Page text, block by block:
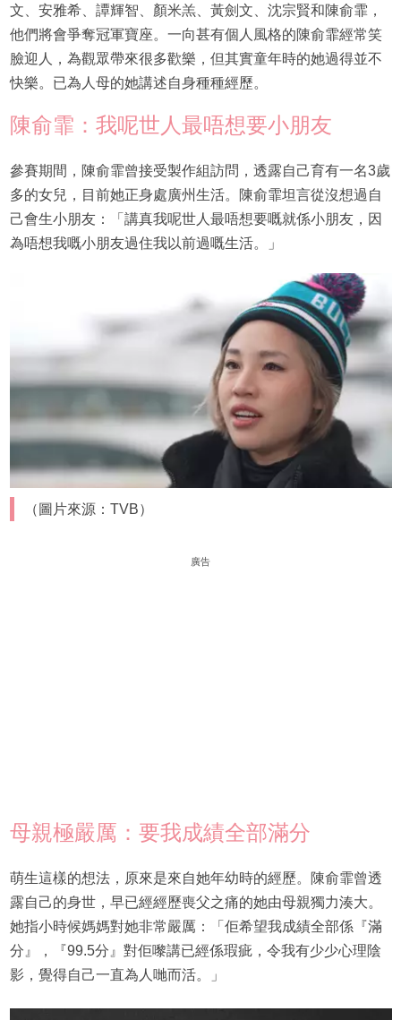
文、安雅希、譚輝智、顏米羔、黃劍文、沈宗賢和陳俞霏，
他們將會爭奪冠軍寶座。一向甚有個人風格的陳俞霏經常笑
臉迎人，為觀眾帶來很多歡樂，但其實童年時的她過得並不
快樂。已為人母的她講述自身種種經歷。
陳俞霏：我呢世人最唔想要小朋友
參賽期間，陳俞霏曾接受製作組訪問，透露自己育有一名3歲
多的女兒，目前她正身處廣州生活。陳俞霏坦言從沒想過自
己會生小朋友：「講真我呢世人最唔想要嘅就係小朋友，因
為唔想我嘅小朋友過住我以前過嘅生活。」
（圖片來源：TVB）
廣告
母親極嚴厲：要我成績全部滿分
萌生這樣的想法，原來是來自她年幼時的經歷。陳俞霏曾透
露自己的身世，早已經經歷喪父之痛的她由母親獨力湊大。
她指小時候媽媽對她非常嚴厲：「佢希望我成績全部係『滿
分』，『99.5分』對佢嚟講已經係瑕疵，令我有少少心理陰
影，覺得自己一直為人哋而活。」